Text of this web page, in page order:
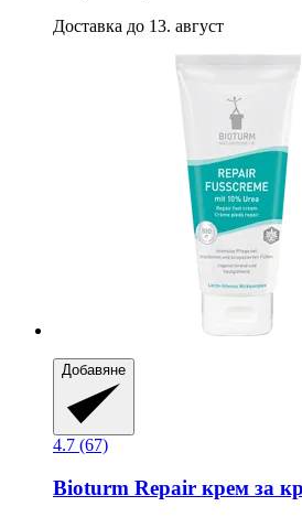
Доставка до 13. август
Добавяне
4.7 (67)
Bioturm Repair крем за